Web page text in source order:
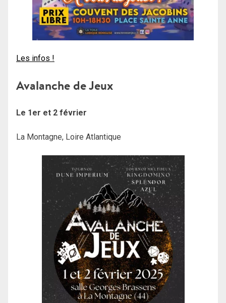
Les infos !
Avalanche de Jeux
Le 1er et 2 février
La Montagne, Loire Atlantique